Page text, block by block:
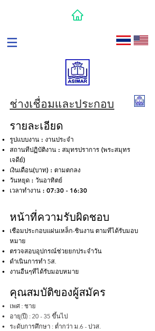
ช่างเชื่อมและประกอบ
รายละเอียด
รูปแบบงาน : งานประจํา
สถานทีปฏิบัติงาน : สมุทรปราการ (พระสมุทร
เจดีย์)
เงินเดือน(บาท) : ตามตกลง
วันหยุด : วันอาทิตย์
เวลาทํางาน : 07:30 - 16:30
หน้าที่ความรับผิดชอบ
เชือมประกอบแผ่นเหล็ก-ชินงาน ตามทีได้รับมอบ
หมาย
ตรวจสอบอุปกรณ์ช่วยยกประจําวัน
ดําเนินการทํา 5ส.
งานอืนๆทีได้รับมอบหมาย
คุณสมบัติของผู้สมัคร
เพศ : ชาย
อายุ(ปี) : 20 - 35 ขึ้นไป
ระดับการศึกษา : ต่ำกว่า ม.6 - ปวส.